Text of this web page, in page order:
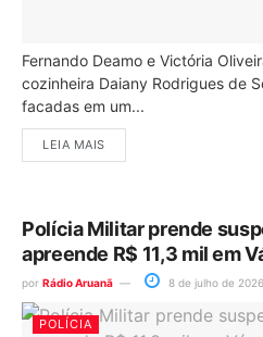
Fernando Deamo e Victória
cozinheira Daiany Rodrigues de
facadas em um...
LEIA MAIS
Polícia Militar prende
apreende R$ 11,3 mil em
por Rádio Aruanã 8 de julho de 2026
POLÍCIA